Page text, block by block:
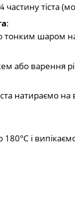
частину тіста
:
тонким шаром
або варення
натираємо
180°C і